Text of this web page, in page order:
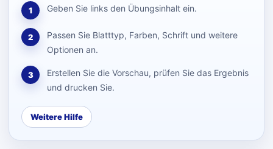
1 Geben Sie links den Übungsinhalt ein.
2
Passen Sie Blatttyp, Farben, Schrift und weitere
Optionen an.
3
Erstellen Sie die Vorschau, prüfen Sie das Ergebnis
und drucken Sie.
Weitere Hilfe